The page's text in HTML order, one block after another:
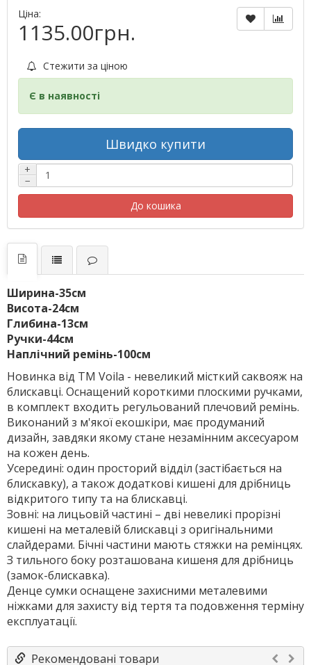
Ціна:
1135.00грн.
Стежити за ціною
Є в наявності
Швидко купити
+
−
До кошика
Ширина-35см
Висота-24см
Глибина-13см
Ручки-44см
Наплічний ремінь-100см
Новинка від ТМ Voila - невеликий місткий саквояж на
блискавці. Оснащений короткими плоскими ручками,
в комплект входить регульований плечовий ремінь.
Виконаний з м'якої екошкіри, має продуманий
дизайн, завдяки якому стане незамінним аксесуаром
на кожен день.
Усередині: один просторий відділ (застібається на
блискавку), а також додаткові кишені для дрібниць
відкритого типу та на блискавці.
Зовні: на лицьовій частині – дві невеликі прорізні
кишені на металевій блискавці з оригінальними
слайдерами. Бічні частини мають стяжки на ремінцях.
З тильного боку розташована кишеня для дрібниць
(замок-блискавка).
Денце сумки оснащене захисними металевими
ніжками для захисту від тертя та подовження терміну
експлуатації.
Рекомендовані товари